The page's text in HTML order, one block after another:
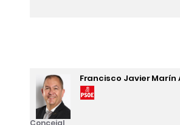
Francisco Javier Marín
Concejal